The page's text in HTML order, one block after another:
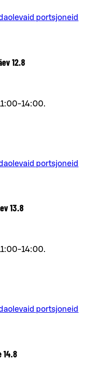
portsjoneid
12.8
14:00.
portsjoneid
13.8
14:00.
portsjoneid
14.8